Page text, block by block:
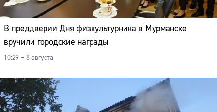
В преддверии Дня физкультурника в Мурманске
вручили городские награды
10:29 – 8 августа